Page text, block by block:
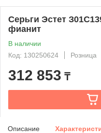
Серьги Эстет
фианит
В наличии
Код: 130250624
Розница
312 853 ₸
Описание